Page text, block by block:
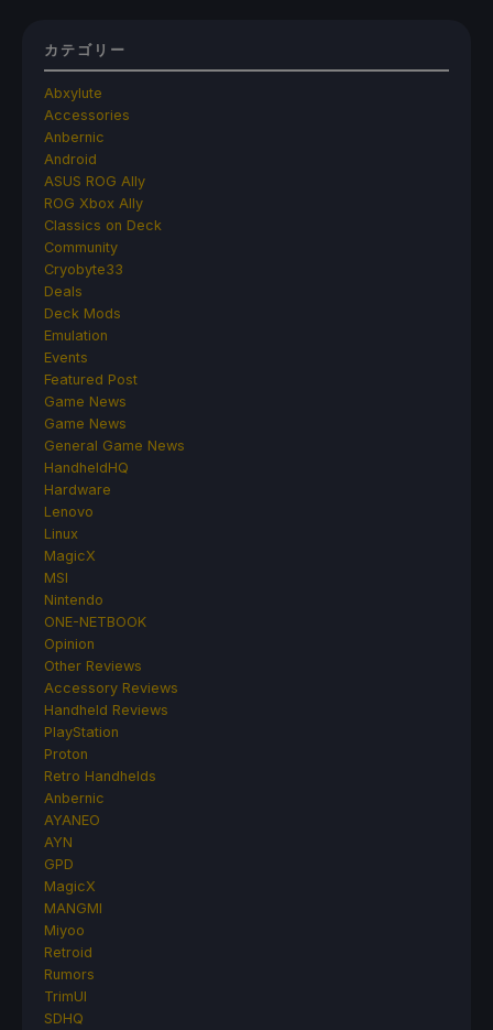
カテゴリー
Abxylute
Accessories
Anbernic
Android
ASUS ROG Ally
ROG Xbox Ally
Classics on Deck
Community
Cryobyte33
Deals
Deck Mods
Emulation
Events
Featured Post
Game News
Game News
General Game News
HandheldHQ
Hardware
Lenovo
Linux
MagicX
MSI
Nintendo
ONE-NETBOOK
Opinion
Other Reviews
Accessory Reviews
Handheld Reviews
PlayStation
Proton
Retro Handhelds
Anbernic
AYANEO
AYN
GPD
MagicX
MANGMI
Miyoo
Retroid
Rumors
TrimUI
SDHQ